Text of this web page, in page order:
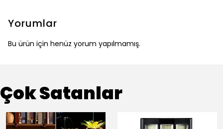
Yorumlar
Bu ürün için henüz yorum yapılmamış.
Çok Satanlar